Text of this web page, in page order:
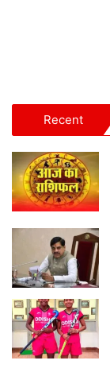
Recent